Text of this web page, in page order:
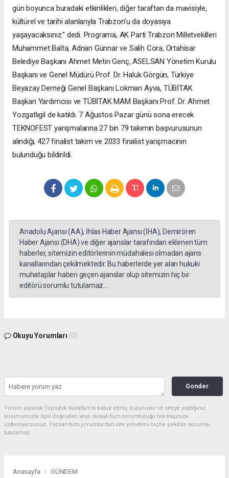
gün boyunca buradaki etkinlikleri, diğer taraftan da mavisiyle,
kültürel ve tarihi alanlarıyla Trabzon'u da doyasıya
yaşayacaksınız." dedi. Programa, AK Parti Trabzon Milletvekilleri
Muhammet Balta, Adnan Günnar ve Salih Cora, Ortahisar
Belediye Başkanı Ahmet Metin Genç, ASELSAN Yönetim Kurulu
Başkanı ve Genel Müdürü Prof. Dr. Haluk Görgün, Türkiye
Beyazay Derneği Genel Başkanı Lokman Ayva, TÜBİTAK
Başkan Yardımcısı ve TÜBİTAK MAM Başkanı Prof. Dr. Ahmet
Yozgatlıgil de katıldı. 7 Ağustos Pazar günü sona erecek
TEKNOFEST yarışmalarına 27 bin 79 takımın başvurusunun
alındığı, 427 finalist takım ve 2033 finalist yarışmacının
bulunduğu bildirildi.
Anadolu Ajansı (AA), İhlas Haber Ajansı (İHA), Demirören
Haber Ajansı (DHA) ve diğer ajanslar tarafından eklenen tüm
haberler, sitemizin editörlerinin müdahalesi olmadan ajans
kanallarından çekilmektedir. Bu haberlerde yer alan hukuki
muhataplar haberi geçen ajanslar olup sitemizin hiç bir
editörü sorumlu tutulamaz...
Okuyu Yorumları (0)
Gonder
Yorum yazarak Topluluk Kuralları’nı kabul etmiş bulunuyor ve siteye yaptığınız
yorumunuzla ilgili doğrudan veya dolaylı tüm sorumluluğu tek başınıza
üstleniyorsunuz. Yazılan tüm yorumlardan site yönetimi hiçbir şekilde sorumlu
tutulamaz.
Anasayfa GÜNDEM